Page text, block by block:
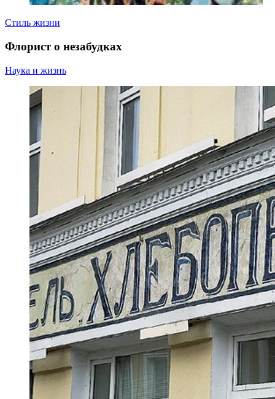
Стиль жизни
Флорист о незабудках
Наука и жизнь